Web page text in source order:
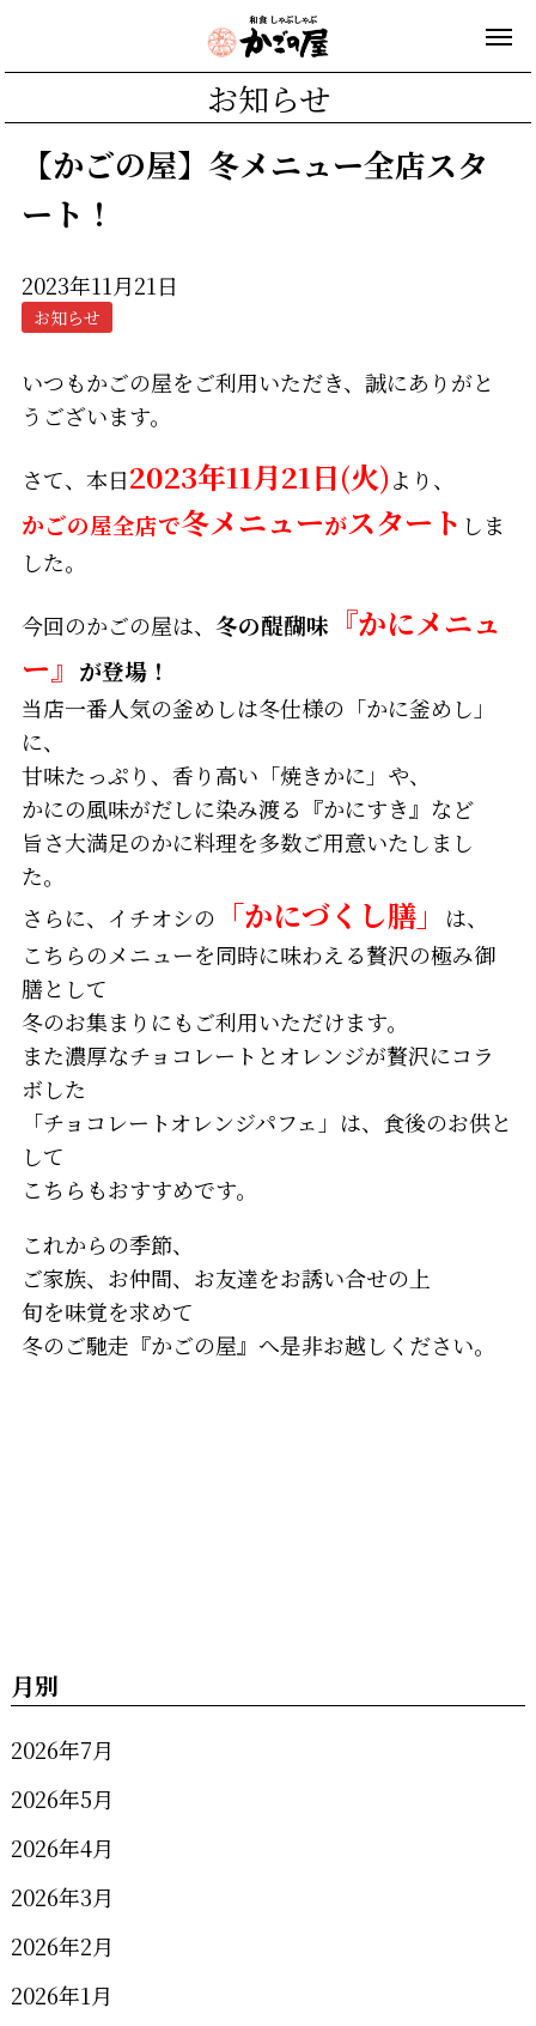
お知らせ
【かごの屋】冬メニュー全店スタ
ート！
2023年11月21日
お知らせ
いつもかごの屋をご利用いただき、誠にありがと
うございます。
さて、本日2023年11月21日(火)より、
かごの屋全店で冬メニューがスタート しま
した。
今回のかごの屋は、 冬の醍醐味『かにメニュ
ー』 が登場！
当店一番人気の釜めしは冬仕様の「かに釜めし」
に、
甘味たっぷり、香り高い「焼きかに」や、
かにの風味がだしに染み渡る『かにすき』など
旨さ大満足のかに料理を多数ご用意いたしまし
た。
さらに、イチオシの
「かにづくし膳」
は、
こちらのメニューを同時に味わえる贅沢の極み御
膳として
冬のお集まりにもご利用いただけます。
また濃厚なチョコレートとオレンジが贅沢にコラ
ボした
「チョコレートオレンジパフェ」は、食後のお供と
して
こちらもおすすめです。
これからの季節、
ご家族、お仲間、お友達をお誘い合せの上
旬を味覚を求めて
冬のご馳走『かごの屋』へ是非お越しください。
月別
2026年7月
2026年5月
2026年4月
2026年3月
2026年2月
2026年1月